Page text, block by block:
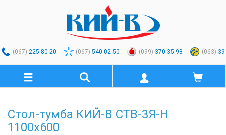
(067) 225-80-20 (067) 540-02-50 (099) 370-35-98 (063)
Стол-тумба КИЙ-В СТВ-3Я-Н
1100х600